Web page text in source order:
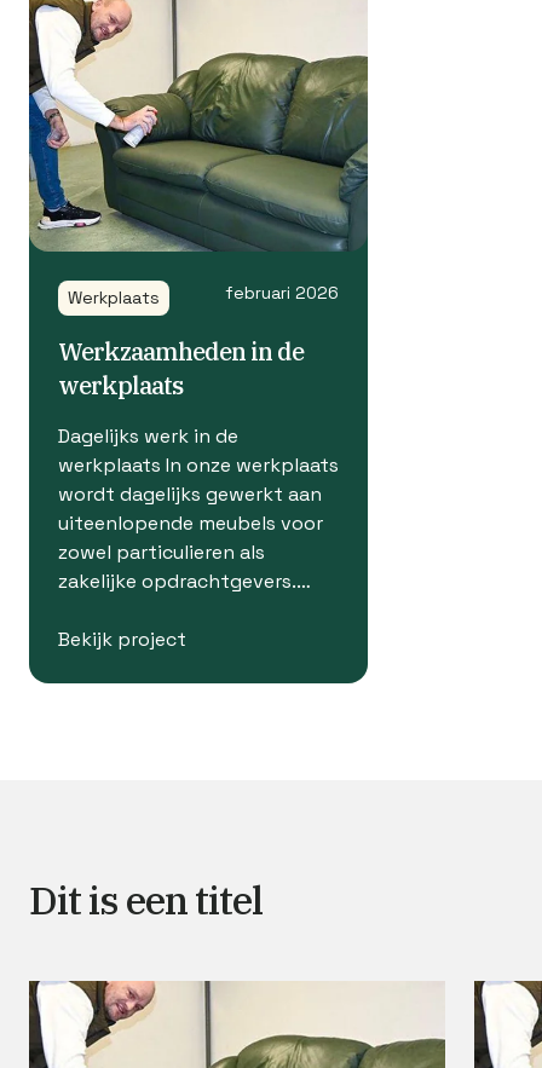
Werkplaats februari 2026
Werkzaamheden in de
werkplaats
Dagelijks werk in de
werkplaats In onze werkplaats
wordt dagelijks gewerkt aan
uiteenlopende meubels voor
zowel particulieren als
zakelijke opdrachtgevers.…
Bekijk project
Dit is een titel